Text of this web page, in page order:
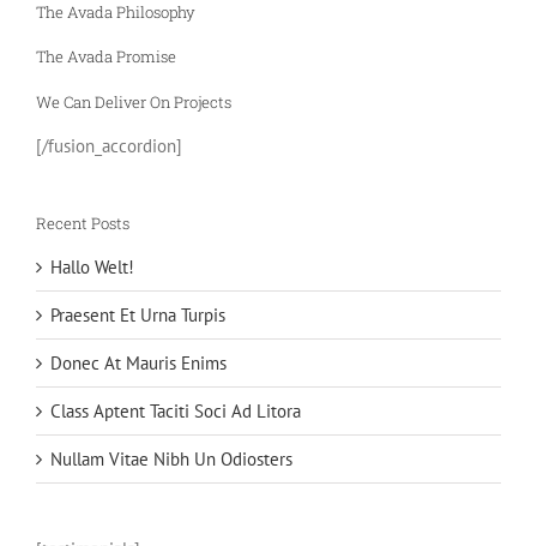
The Avada Philosophy
The Avada Promise
We Can Deliver On Projects
[/fusion_accordion]
Recent Posts
Hallo Welt!
Praesent Et Urna Turpis
Donec At Mauris Enims
Class Aptent Taciti Soci Ad Litora
Nullam Vitae Nibh Un Odiosters